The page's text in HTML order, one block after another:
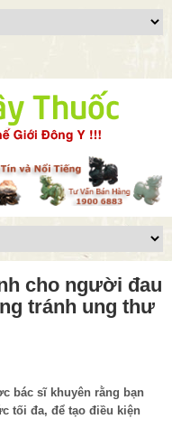
cho người đau
tránh ung thư
bác sĩ khuyên rằng bạn
tối đa, để tạo điều kiện